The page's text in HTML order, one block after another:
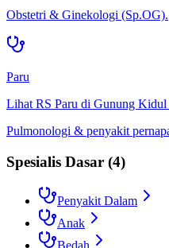
Obstetri & Ginekologi (Sp.OG).
Paru
Lihat RS Paru di Gunung Kidul
Pulmonologi & penyakit
Spesialis Dasar (4)
Penyakit Dalam
Anak
Bedah